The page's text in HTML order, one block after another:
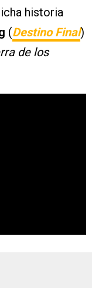
historia
(Destino Final)
de los